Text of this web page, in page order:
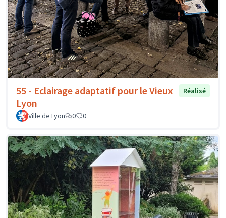
55 - Eclairage adaptatif pour le Vieux
Lyon
Réalisé
Ville de Lyon 0 0